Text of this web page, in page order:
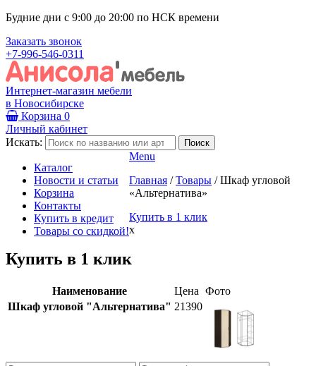
Будние дни с 9:00 до 20:00 по НСК времени
Заказать звонок
+7-996-546-0311
Интернет-магазин мебели
в Новосибирске
Корзина 0
Личный кабинет
Искать:
Каталог
Новости и статьи
Корзина
Контакты
Купить в кредит
Товары со скидкой!
Menu
Главная / Товары / Шкаф угловой
«Альтернатива»
Купить в 1 клик
x
Купить в 1 клик
Наименование Цена Фото
Шкаф угловой "Альтернатива" 21390